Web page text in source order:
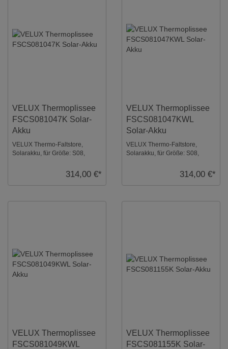
VELUX Thermoplissee
FSCS081047K Solar-
Akku
VELUX Thermo-Faltstore,
Solarakku, für Größe: S08,
314,00 €*
VELUX Thermoplissee
FSCS081047KWL
Solar-Akku
VELUX Thermo-Faltstore,
Solarakku, für Größe: S08,
314,00 €*
VELUX Thermoplissee
FSCS081049KWL
VELUX Thermoplissee
FSCS081155K Solar-